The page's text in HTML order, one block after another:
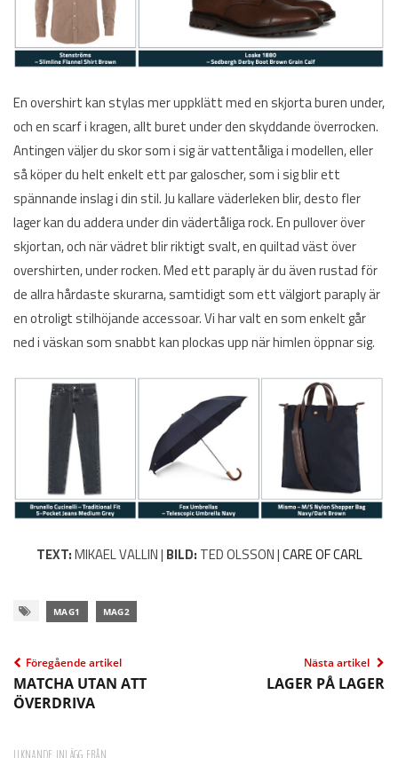
En overshirt kan stylas mer uppklätt med en skjorta buren under,
och en scarf i kragen, allt buret under den skyddande överrocken.
Antingen väljer du skor som i sig är vattentåliga i modellen, eller
så köper du helt enkelt ett par galoscher, som i sig blir ett
spännande inslag i din stil. Ju kallare väderleken blir, desto fler
lager kan du addera under din vädertåliga rock. En pullover över
skjortan, och när vädret blir riktigt svalt, en quiltad väst över
overshirten, under rocken. Med ett paraply är du även rustad för
de allra hårdaste skurarna, samtidigt som ett välgjort paraply är
en otroligt stilhöjande accessoar. Vi har valt en som enkelt går
ned i väskan som snabbt kan plockas upp när himlen öppnar sig.
TEXT:MIKAEL VALLIN | BILD: TED OLSSON |CARE OF CARL
MAG1 MAG2
Föregående artikel
MATCHA UTAN ATT
ÖVERDRIVA
Nästa artikel
LAGER PÅ LAGER